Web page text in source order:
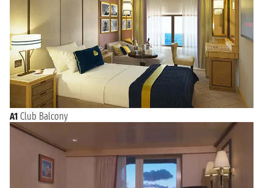
A1 Club Balcony